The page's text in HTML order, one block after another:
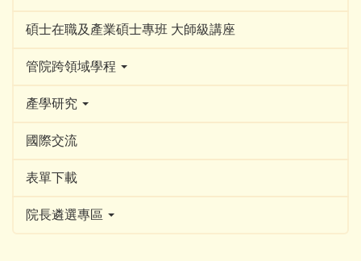
碩士在職及產業碩士專班 大師級講座
管院跨領域學程
產學研究
國際交流
表單下載
院長遴選專區